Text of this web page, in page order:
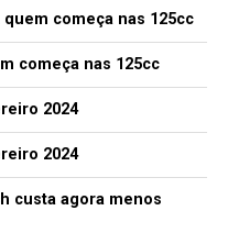
começa nas 125cc
começa nas 125cc
2024
2024
custa agora menos